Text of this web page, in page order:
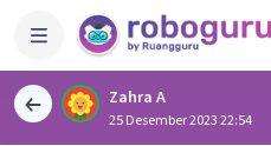
Zahra A
25 Desember 2023 22:54